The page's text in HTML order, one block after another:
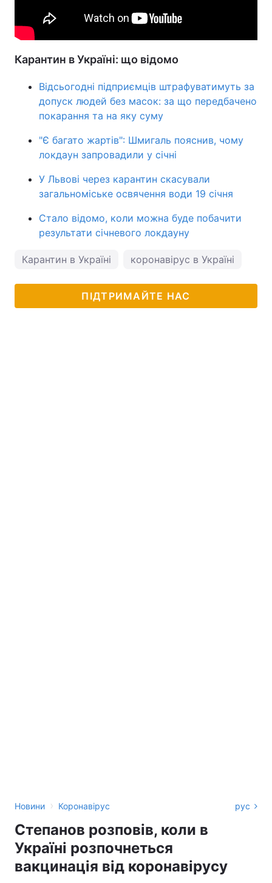
Карантин в Україні: що відомо
Відсьогодні підприємців штрафуватимуть за
допуск людей без масок: за що передбачено
покарання та на яку суму
"Є багато жартів": Шмигаль пояснив, чому
локдаун запровадили у січні
У Львові через карантин скасували
загальноміське освячення води 19 січня
Стало відомо, коли можна буде побачити
результати січневого локдауну
Карантин в Україні коронавірус в Україні
ПІДТРИМАЙТЕ НАС
Новини › Коронавірус рус
Степанов розповів, коли в
Україні розпочнеться
вакцинація від коронавірусу